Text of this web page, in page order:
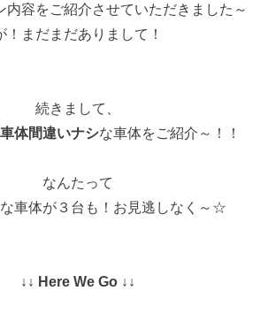
内容をご紹介させていただきました～
！まだまだありまして！
続きまして、
体間違いナシな車体をご紹介～！！
なんたって
車体が３台も！お見逃しなく～☆
↓↓ Here We Go ↓↓